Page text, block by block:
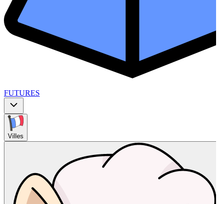
FUTURES
Villes